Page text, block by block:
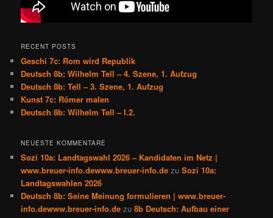
RECENT POSTS
Geschi 7c: Rom wird Republik
Deutsch 8b: Wilhelm Tell – 4. Szene, 1. Aufzug
Deutsch 8b: Tell – 3. Szene, 1. Aufzug
Kunst 7c: Römer malen
Deutsch 8b: Wilhelm Tell – I.2.
NEUESTE KOMMENTARE
Sozi 10a: Landtagswahl 2026 – Kandidaten im Netz |
www.breuer-info.dewww.breuer-info.de zuSozi 10a:
Landtagswahlen 2026
Deutsch 8b: Seine Meinung formulieren | www.breuer-
info.dewww.breuer-info.de zu8b Deutsch: Aufbau einer